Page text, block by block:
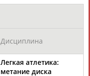
Дисциплина
Легкая атлетика:
метание диска